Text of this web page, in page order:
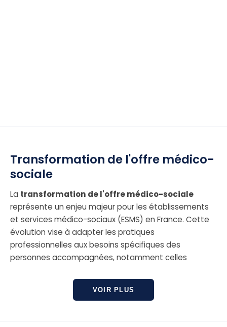
Transformation de l'offre médico-
sociale
La transformation de l'offre médico-sociale
représente un enjeu majeur pour les établissements
et services médico-sociaux (ESMS) en France. Cette
évolution vise à adapter les pratiques
professionnelles aux besoins spécifiques des
personnes accompagnées, notamment celles
(TND) ou des handicaps complexes. Elle a pour but de
tendre vers une société plus inclusive et
qu’uniquement en établissement. Concrètement, elle
VOIR PLUS